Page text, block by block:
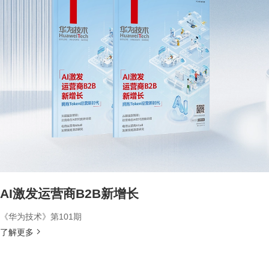
AI激发运营商B2B新增长
《华为技术》第101期
了解更多